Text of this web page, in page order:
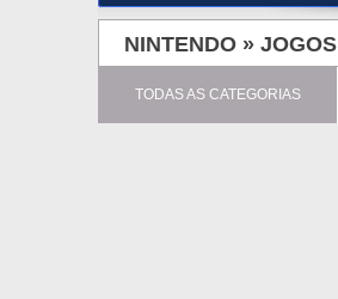
NINTENDO » JOGOS
TODAS AS CATEGORIAS